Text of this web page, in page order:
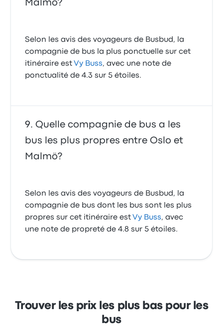
Malmö?
Selon les avis des voyageurs de Busbud, la
compagnie de bus la plus ponctuelle sur cet
itinéraire estVy Buss, avec une note de
ponctualité de 4.3 sur 5 étoiles.
Quelle compagnie de bus a les
bus les plus propres entre Oslo et
Malmö?
Selon les avis des voyageurs de Busbud, la
compagnie de bus dont les bus sont les plus
propres sur cet itinéraire estVy Buss, avec
une note de propreté de 4.8 sur 5 étoiles.
Trouver les prix les plus bas pour les
bus